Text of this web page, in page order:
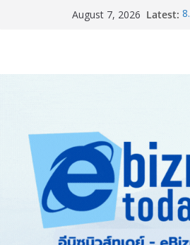
August 7, 2026 Latest: